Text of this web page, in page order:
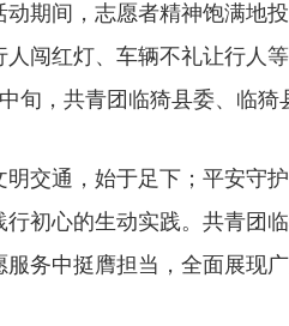
动期间，志愿者精神饱满地
人闯红灯、车辆不礼让行人
旬，共青团临猗县委、临猗
明交通，始于足下；平安守
行初心的生动实践。共青团
服务中挺膺担当，全面展现